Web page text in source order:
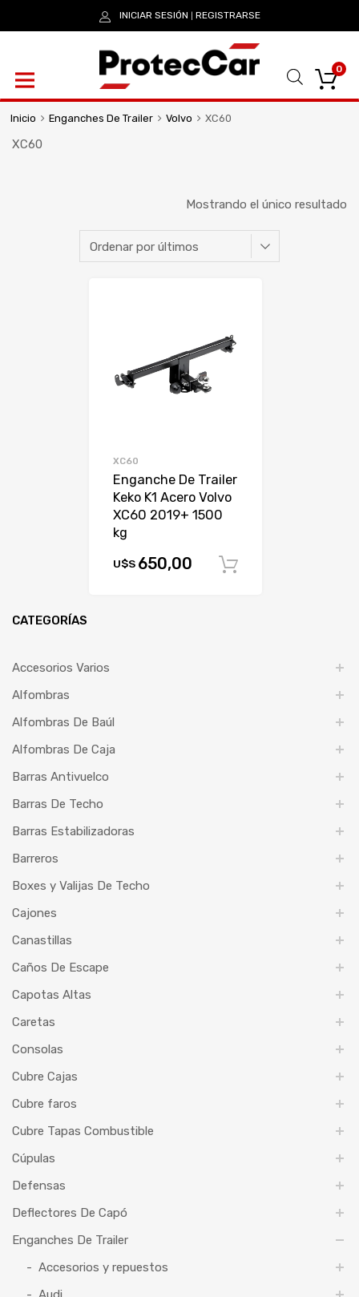
INICIAR SESIÓN REGISTRARSE
0
Inicio Enganches De Trailer Volvo XC60
XC60
Mostrando el único resultado
XC60
Enganche De Trailer
Keko K1 Acero Volvo
XC60 2019+ 1500
kg
U$S 650,00
CATEGORÍAS
Accesorios Varios
Alfombras
Alfombras De Baúl
Alfombras De Caja
Barras Antivuelco
Barras De Techo
Barras Estabilizadoras
Barreros
Boxes y Valijas De Techo
Cajones
Canastillas
Caños De Escape
Capotas Altas
Caretas
Consolas
Cubre Cajas
Cubre faros
Cubre Tapas Combustible
Cúpulas
Defensas
Deflectores De Capó
Enganches De Trailer
Accesorios y repuestos